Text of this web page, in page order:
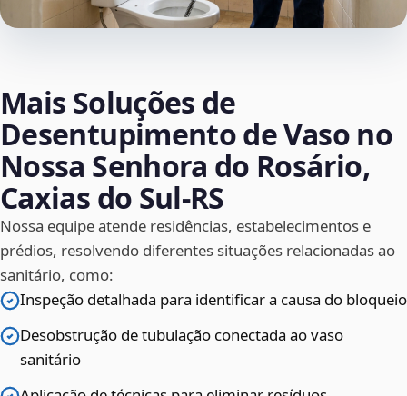
Mais Soluções de
Desentupimento de Vaso no
Nossa Senhora do Rosário,
Caxias do Sul‑RS
Nossa equipe atende residências, estabelecimentos e
prédios, resolvendo diferentes situações relacionadas ao
sanitário, como:
Inspeção detalhada para identificar a causa do bloqueio
Desobstrução de tubulação conectada ao vaso
sanitário